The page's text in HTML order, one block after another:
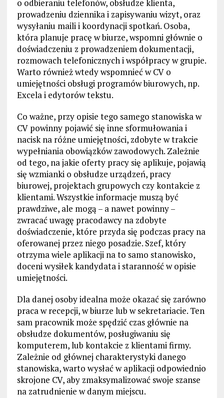
o odbieraniu telefonów, obsłudze klienta,
prowadzeniu dziennika i zapisywaniu wizyt, oraz
wysyłaniu maili i koordynacji spotkań. Osoba,
która planuje pracę w biurze, wspomni głównie o
doświadczeniu z prowadzeniem dokumentacji,
rozmowach telefonicznych i współpracy w grupie.
Warto również wtedy wspomnieć w CV o
umiejętności obsługi programów biurowych, np.
Excela i edytorów tekstu.
Co ważne, przy opisie tego samego stanowiska w
CV powinny pojawić się inne sformułowania i
nacisk na różne umiejętności, zdobyte w trakcie
wypełniania obowiązków zawodowych. Zależnie
od tego, na jakie oferty pracy się aplikuje, pojawią
się wzmianki o obsłudze urządzeń, pracy
biurowej, projektach grupowych czy kontakcie z
klientami. Wszystkie informacje muszą być
prawdziwe, ale mogą – a nawet powinny –
zwracać uwagę pracodawcy na zdobyte
doświadczenie, które przyda się podczas pracy na
oferowanej przez niego posadzie. Szef, który
otrzyma wiele aplikacji na to samo stanowisko,
doceni wysiłek kandydata i staranność w opisie
umiejętności.
Dla danej osoby idealna może okazać się zarówno
praca w recepcji, w biurze lub w sekretariacie. Ten
sam pracownik może spędzić czas głównie na
obsłudze dokumentów, posługiwaniu się
komputerem, lub kontakcie z klientami firmy.
Zależnie od głównej charakterystyki danego
stanowiska, warto wysłać w aplikacji odpowiednio
skrojone CV, aby zmaksymalizować swoje szanse
na zatrudnienie w danym miejscu.